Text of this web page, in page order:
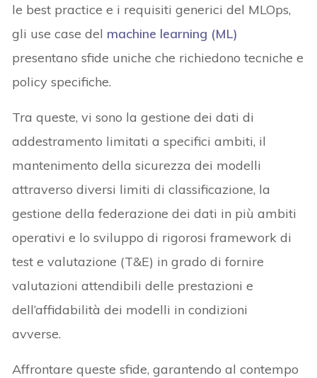
le best practice e i requisiti generici del MLOps,
gli use case del machine learning (ML)
presentano sfide uniche che richiedono tecniche e
policy specifiche.
Tra queste, vi sono la gestione dei dati di
addestramento limitati a specifici ambiti, il
mantenimento della sicurezza dei modelli
attraverso diversi limiti di classificazione, la
gestione della federazione dei dati in più ambiti
operativi e lo sviluppo di rigorosi framework di
test e valutazione (T&E) in grado di fornire
valutazioni attendibili delle prestazioni e
dell’affidabilità dei modelli in condizioni
avverse.
Affrontare queste sfide, garantendo al contempo